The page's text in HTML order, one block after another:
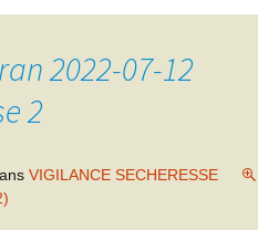
2022-07-12
2
VIGILANCE SECHERESSE